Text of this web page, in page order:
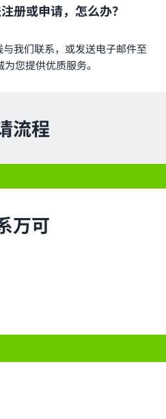
册或申请，怎么办？
我们联系，或发送电子邮件至
您提供优质服务。
流程
万可